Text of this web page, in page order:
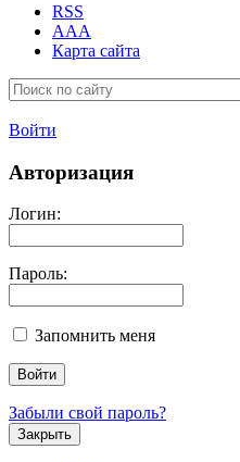
RSS
AAA
Карта сайта
Войти
Авторизация
Логин:
Пароль:
Запомнить меня
Забыли свой пароль?
Закрыть